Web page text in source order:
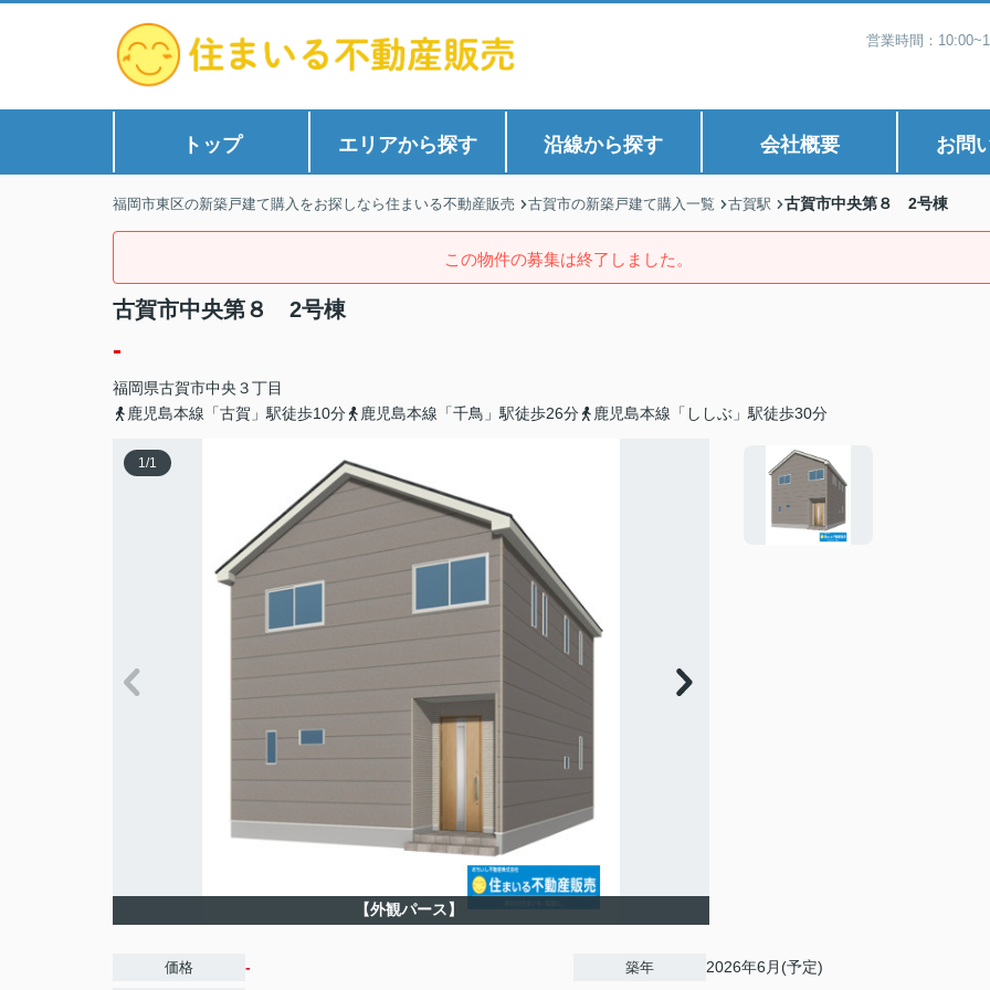
営業時間：
トップ エリアから探す 沿線から探す 会社概要 お問
福岡市東区の新築戸建て購入をお探しなら住まいる不動産販売 古賀市の新築戸建て購入一覧 古賀駅 古賀市中央第８ 2号棟
この物件の募集は終了しました。
古賀市中央第８ 2号棟
-
福岡県古賀市中央 ３丁目
鹿児島本線「古賀」駅徒歩10分
鹿児島本線「千鳥」駅徒歩26分 鹿児島本線「ししぶ」駅徒歩30分
1/1
【外観パース】
価格 - 築年 2026年6月(予定)